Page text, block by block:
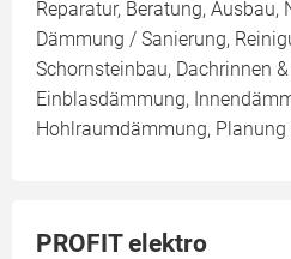
Reparatur, Beratung, Ausbau,
Dämmung / Sanierung,
Schornsteinbau, Dachrinnen
Einblasdämmung,
Hohlraumdämmung, Planung
PROFIT elektro